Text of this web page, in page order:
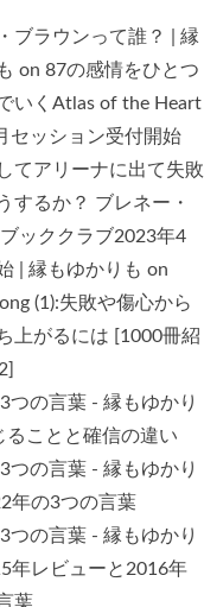
ブラウンって誰？ | 縁
on 87の感情をひとつ
いくAtlas of the Heart
セッション受付開始
てアリーナに出て失敗
するか？ ブレネー・
ッククラブ2023年4
| 縁もゆかりも on
(1):失敗や傷心から
上がるには [1000冊紹
つの言葉 - 縁もゆかり
ることと確信の違い
つの言葉 - 縁もゆかり
年の3つの言葉
つの言葉 - 縁もゆかり
年レビューと2016年
葉